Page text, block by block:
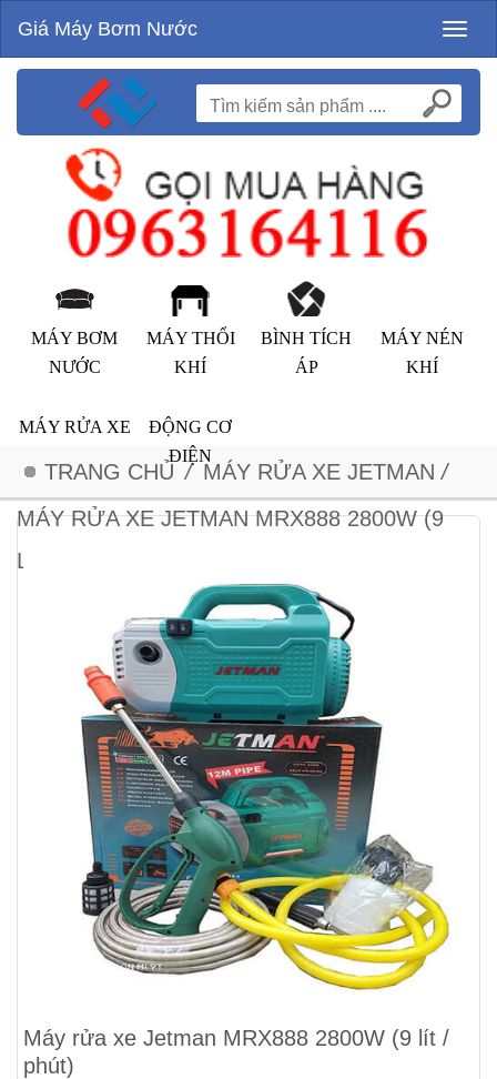
Giá Máy Bơm Nước
MÁY BƠM
NƯỚC
MÁY THỔI
KHÍ
BÌNH TÍCH
ÁP
MÁY NÉN
KHÍ
MÁY RỬA XE
ĐỘNG CƠ
ĐIỆN
TRANG CHỦ / MÁY RỬA XE JETMAN /
MÁY RỬA XE JETMAN MRX888 2800W (9
LÍT / PHÚT)
Máy rửa xe Jetman MRX888 2800W (9 lít /
phút)